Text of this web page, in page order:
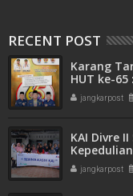
RECENT POST
Karang
HUT ke-
jangkarpost
KAI Divre
jangkarpost